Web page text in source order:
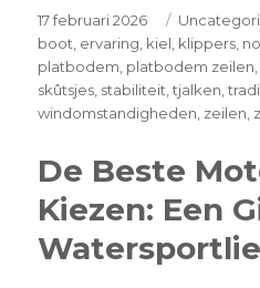
Posted
on
17 februari 2026 Categories
boot ervaring kiel klippers
platbodem platbodem zeilen
skûtsjes stabiliteit ,tjalken ,
windomstandigheden zeilen
De Beste
Kiezen: Een